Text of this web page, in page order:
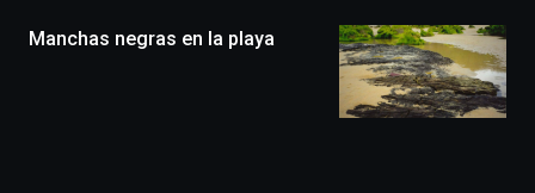
un
Manchas negras en la playa